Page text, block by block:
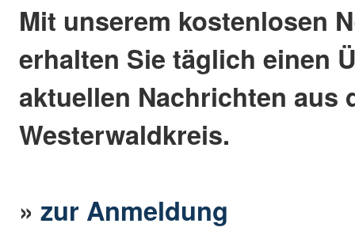
Mit unserem kostenlosen
erhalten Sie täglich einen
aktuellen Nachrichten aus
Westerwaldkreis.
»zur Anmeldung